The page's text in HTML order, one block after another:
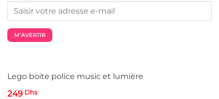
Lego boite police music et lumière
249 Dhs
M’AVERTIR